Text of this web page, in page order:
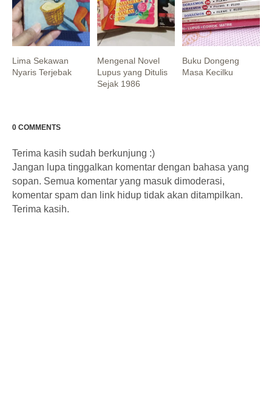
Lima Sekawan
Nyaris Terjebak
Mengenal Novel
Lupus yang Ditulis
Sejak 1986
Buku Dongeng
Masa Kecilku
0 COMMENTS
Terima kasih sudah berkunjung :)
Jangan lupa tinggalkan komentar dengan bahasa yang
sopan. Semua komentar yang masuk dimoderasi,
komentar spam dan link hidup tidak akan ditampilkan.
Terima kasih.